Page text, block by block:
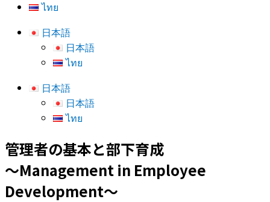
ไทย
日本語
日本語
ไทย
日本語
日本語
ไทย
管理者の基本と部下育成
～Management in Employee
Development～